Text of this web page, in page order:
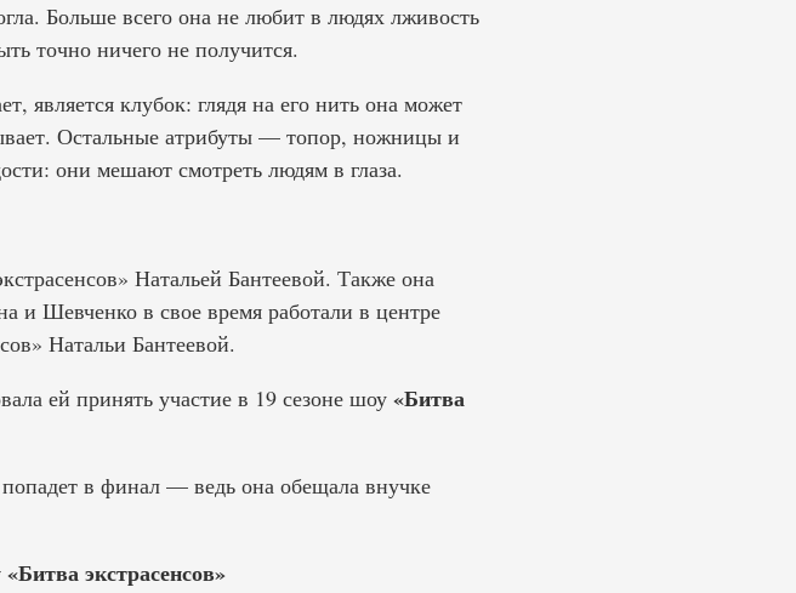
Больше всего она не любит в людях лживость
точно ничего не получится.
является клубок: глядя на его нить она может
Остальные атрибуты — топор, ножницы и
они мешают смотреть людям в глаза.
Натальей Бантеевой. Также она
и Шевченко в свое время работали в центре
Натальи Бантеевой.
ей принять участие в 19 сезоне шоу «Битва
в финал — ведь она обещала внучке
экстрасенсов»